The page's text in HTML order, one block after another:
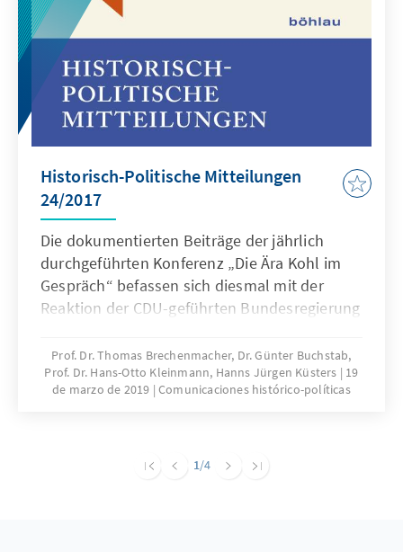
Historisch-Politische Mitteilungen
24/2017
Die dokumentierten Beiträge der jährlich
durchgeführten Konferenz „Die Ära Kohl im
Gespräch“ befassen sich diesmal mit der
Reaktion der CDU-geführten Bundesregierung
Tiziana di Maio untersucht die Bemühungen
der Italienischen Volkspartei (PPI), in ihren
Programmen eine nationale Außenpolitik
Kompromisses“ zwischen Kommunisten und
Prof. Dr. Thomas Brechenmacher, Dr. Günter Buchstab,
Prof. Dr. Hans-Otto Kleinmann, Hanns Jürgen Küsters
19
de marzo de 2019 Comunicaciones histórico-políticas
1/4